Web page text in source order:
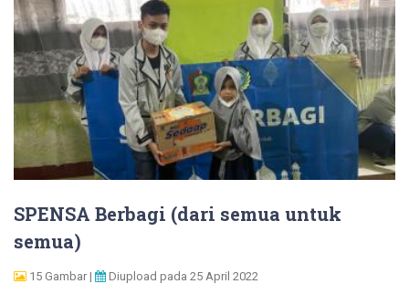
SPENSA Berbagi (dari semua untuk
semua)
15 Gambar | Diupload pada 25 April 2022